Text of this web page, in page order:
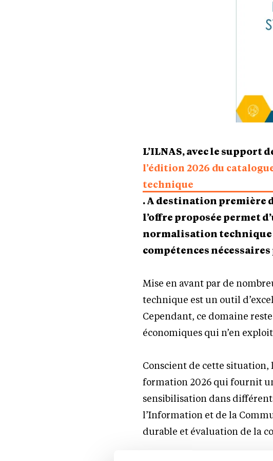
L’ILNAS, avec le support
l’édition 2026 du
technique
. A destination première
l’offre proposée permet
normalisation technique
compétences
Mise en avant par de
technique est un outil
Cependant, ce domaine
économiques qui n’en
Conscient de cette situation,
formation 2026 qui fournit
sensibilisation dans
l’Information et de la
durable et évaluation de la